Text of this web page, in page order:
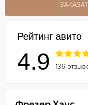
Рейтинг авито
4.9 136